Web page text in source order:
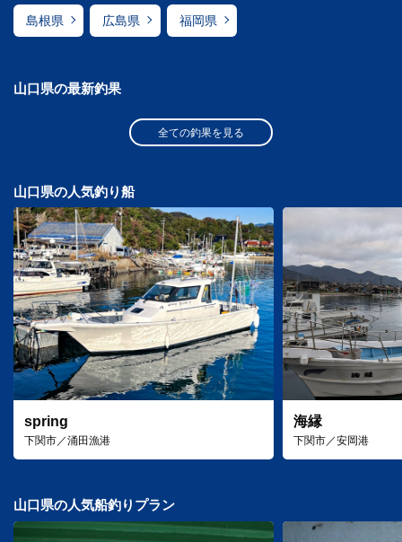
島根県 広島県 福岡県
山口県の最新釣果
全ての釣果を見る
山口県の人気釣り船
spring
下関市／涌田漁港
海縁
下関市／安岡港
山口県の人気船釣りプラン